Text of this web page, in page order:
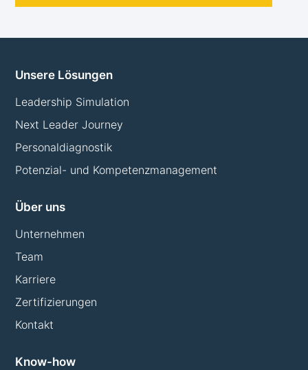
Unsere Lösungen
Leadership Simulation
Next Leader Journey
Personaldiagnostik
Potenzial- und Kompetenzmanagement
Über uns
Unternehmen
Team
Karriere
Zertifizierungen
Kontakt
Know-how